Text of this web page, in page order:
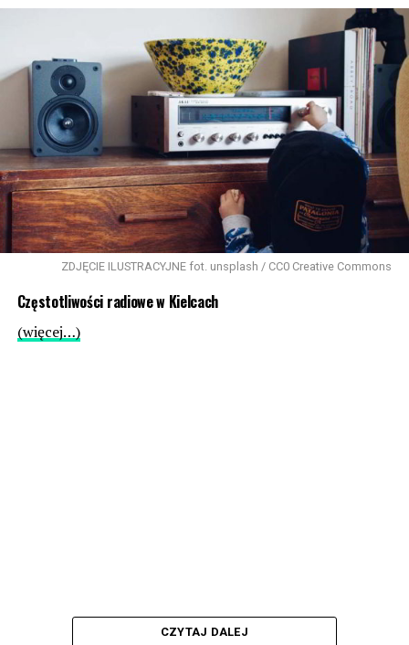
ZDJĘCIE ILUSTRACYJNE fot. unsplash / CC0 Creative Commons
Częstotliwości radiowe w Kielcach
(więcej…)
CZYTAJ DALEJ